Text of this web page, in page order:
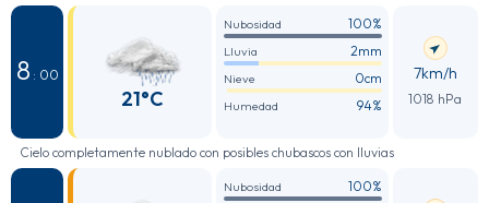
8 : 00
21°C
Nubosidad 100%
Lluvia 2mm
Nieve 0cm
Humedad 94%
7km/h
1018 hPa
Cielo completamente nublado con posibles chubascos con lluvias
Nubosidad 100%